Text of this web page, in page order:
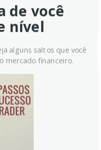
do Japão em
49,9)
segundo a Jibun
de 2025 para 49,7,
O resultado
de você
nível
alguns saltos que você
mercado financeiro.